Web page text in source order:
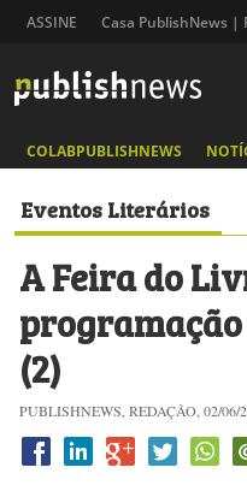
ASSINE Casa PublishNews |
COLABPUBLISHNEWS
Eventos Literários
A Feira do
(2)
PUBLISHNEWS, REDAÇÃO, 02/06/